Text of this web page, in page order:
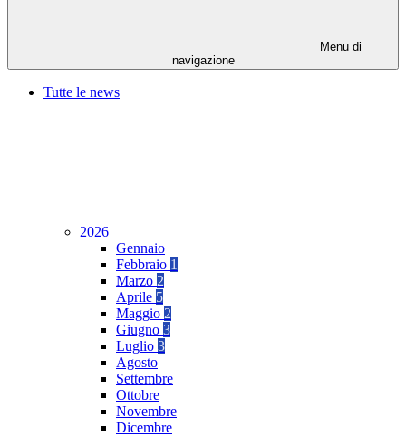
Menu di
navigazione
Tutte le news
2026
Gennaio
Febbraio 1
Marzo 2
Aprile 5
Maggio 2
Giugno 3
Luglio 3
Agosto
Settembre
Ottobre
Novembre
Dicembre